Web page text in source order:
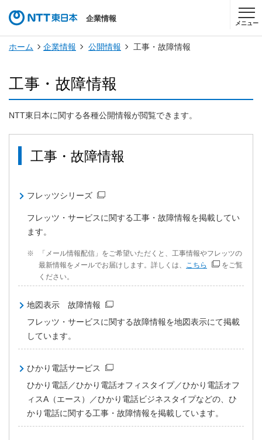
企業情報
メニュー
ホーム 企業情報 公開情報 工事・故障情報
工事・故障情報
NTT東日本に関する各種公開情報が閲覧できます。
工事・故障情報
フレッツシリーズ
フレッツ・サービスに関する工事・故障情報を掲載してい
ます。
※
「メール情報配信」をご希望いただくと、工事情報やフレッツの
最新情報をメールでお届けします。詳しくは、 こちら
をご覧
ください。
地図表示 故障情報
フレッツ・サービスに関する故障情報を地図表示にて掲載
しています。
ひかり電話サービス
ひかり電話／ひかり電話オフィスタイプ／ひかり電話オフ
ィスA（エース）／ひかり電話ビジネスタイプなどの、ひ
かり電話に関する工事・故障情報を掲載しています。